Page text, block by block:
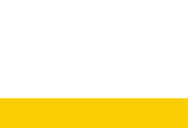
réuni au